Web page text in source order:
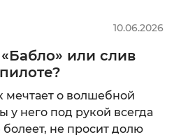
10.06.2026
или слив
о волшебной
у него под рукой всегда
не просит долю